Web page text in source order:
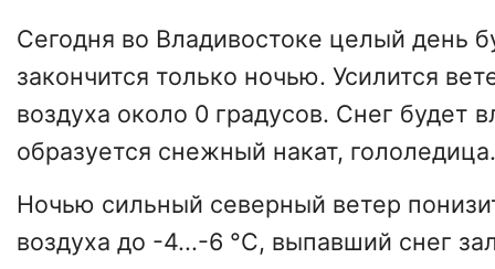
Сегодня во Владивостоке целый день
закончится только ночью. Усилится
воздуха около 0 градусов. Снег будет
образуется снежный накат, гололедица.
Ночью сильный северный ветер
воздуха до -4...-6 °С, выпавший снег